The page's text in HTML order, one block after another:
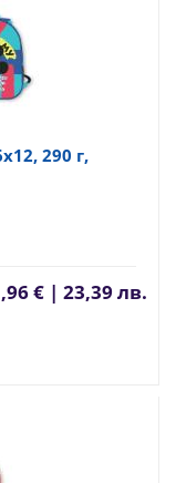
290 г,
€ | 23,39 лв.